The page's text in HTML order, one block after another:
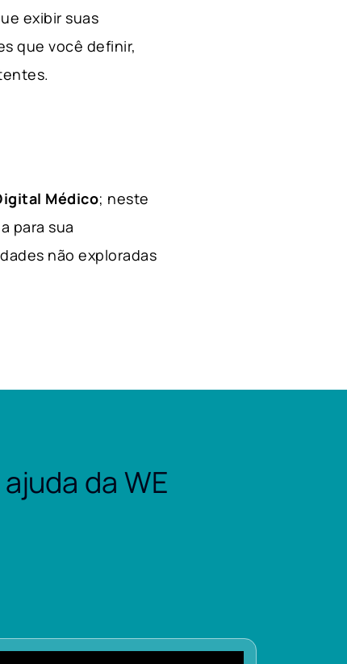
exibir suas
que você definir,
Médico; neste
para sua
não exploradas
da WE